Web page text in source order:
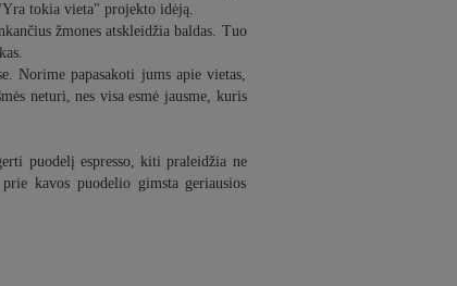
tokia vieta" projekto idėją.
žmones atskleidžia baldas. Tuo
Norime papasakoti jums apie vietas,
neturi, nes visa esmė jausme, kuris
puodelį espresso, kiti praleidžia ne
kavos puodelio gimsta geriausios